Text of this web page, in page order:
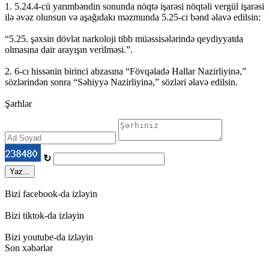
1. 5.24.4-cü yarımbəndin sonunda nöqtə işarəsi nöqtəli vergül işarəsi
ilə əvəz olunsun və aşağıdakı məzmunda 5.25-ci bənd əlavə edilsin:
“5.25. şəxsin dövlət narkoloji tibb müəssisələrində qeydiyyatda
olmasına dair arayışın verilməsi.”.
2. 6-cı hissənin birinci abzasına “Fövqəladə Hallar Nazirliyinə,”
sözlərindən sonra “Səhiyyə Nazirliyinə,” sözləri əlavə edilsin.
Şərhlər
↻
Yaz...
Bizi facebook-da izləyin
Bizi tiktok-da izləyin
Bizi youtube-da izləyin
Son xəbərlər